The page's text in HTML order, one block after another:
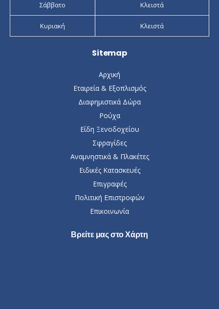
Σάββατο Κλειστά
Κυριακή Κλειστά
Sitemap
Αρχική
Εταιρεία & Εξοπλισμός
Διαφημιστικά Δώρα
Ρούχα
Είδη Ξενοδοχείου
Σφραγίδες
Αναμνηστικά & Πλακέτες
Ειδικές Κατασκευές
Επιγραφές
Πολιτική Επιστροφών
Επικοινωνία
Βρείτε μας στο Χάρτη